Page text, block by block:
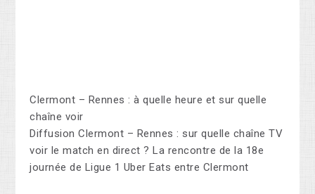
Clermont – Rennes : à quelle heure et sur quelle
chaîne voir
Diffusion Clermont – Rennes : sur quelle chaîne TV
voir le match en direct ? La rencontre de la 18e
journée de Ligue 1 Uber Eats entre Clermont